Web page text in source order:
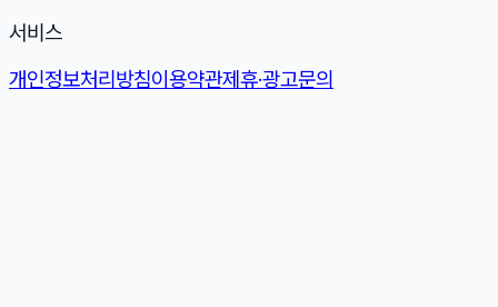
서비스
개인정보처리방침이용약관제휴·광고문의